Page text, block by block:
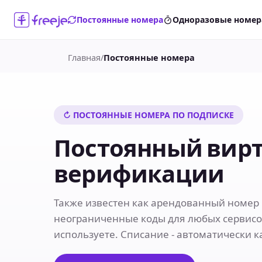
Постоянные номера Одноразовые
Главная/Постоянные номера
↻ ПОСТОЯННЫЕ НОМЕРА ПО ПОДПИСКЕ
Постоянный
верификации
Также известен как арендованный
неограниченные коды для любых
используете. Списание - автоматически